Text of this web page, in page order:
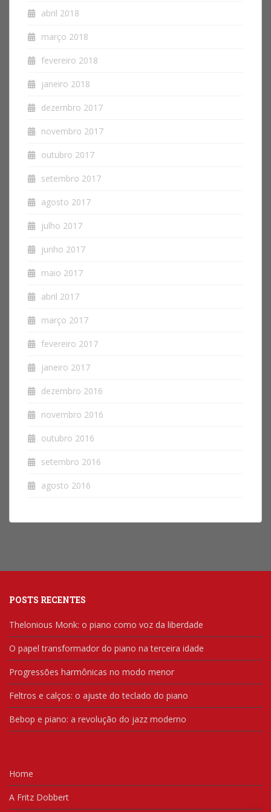
abril 2018
março 2018
fevereiro 2018
janeiro 2018
dezembro 2017
novembro 2017
outubro 2017
setembro 2017
agosto 2017
julho 2017
junho 2017
maio 2017
abril 2017
março 2017
fevereiro 2017
janeiro 2017
dezembro 2016
novembro 2016
outubro 2016
setembro 2016
agosto 2016
POSTS RECENTES
Thelonious Monk: o piano como voz da liberdade
O papel transformador do piano na terceira idade
Progressões harmônicas no modo menor
Feltros e calços: o ajuste do teclado do piano
Bebop e piano: a revolução do jazz moderno
Home
A Fritz Dobbert